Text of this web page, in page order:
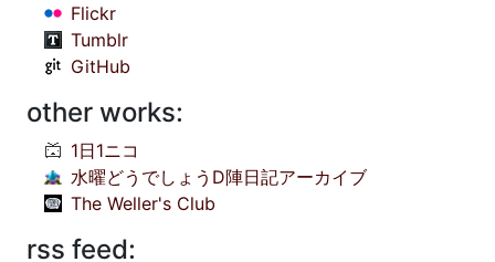
Flickr
Tumblr
GitHub
other works:
1日1ニコ
水曜どうでしょうD陣日記アーカイブ
The Weller's Club
rss feed: